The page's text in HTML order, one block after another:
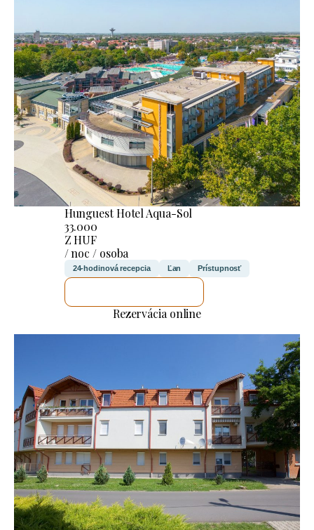
Hunguest Hotel Aqua-Sol
33.000
Z HUF
/ noc / osoba
24-hodinová recepcia Ľan Prístupnosť
Rezervácia online